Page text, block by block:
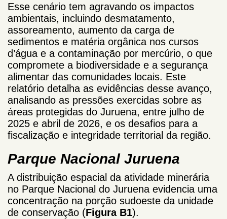
Esse cenário tem agravando os impactos
ambientais, incluindo desmatamento,
assoreamento, aumento da carga de
sedimentos e matéria orgânica nos cursos
d’água e a contaminação por mercúrio, o que
compromete a biodiversidade e a segurança
alimentar das comunidades locais. Este
relatório detalha as evidências desse avanço,
analisando as pressões exercidas sobre as
áreas protegidas do Juruena, entre julho de
2025 e abril de 2026, e os desafios para a
fiscalização e integridade territorial da região.
Parque Nacional Juruena
A distribuição espacial da atividade minerária
no Parque Nacional do Juruena evidencia uma
concentração na porção sudoeste da unidade
de conservação (Figura B1).